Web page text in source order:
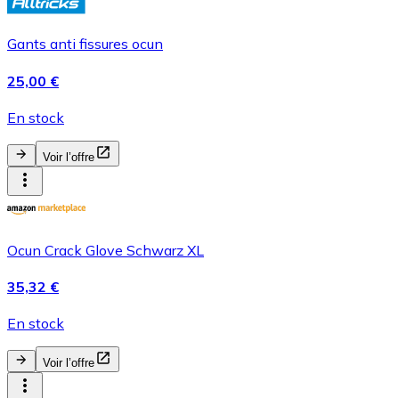
Gants anti fissures ocun
25,00 €
En stock
Voir l’offre
Ocun Crack Glove Schwarz XL
35,32 €
En stock
Voir l’offre